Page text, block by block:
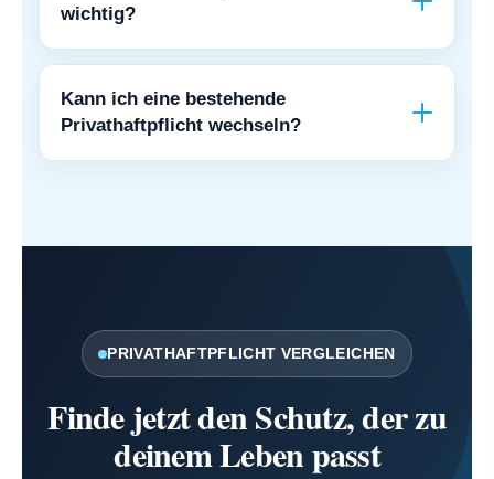
wichtig?
Kann ich eine bestehende
Privathaftpflicht wechseln?
PRIVATHAFTPFLICHT VER­GLEICHEN
Finde jetzt den Schutz, der zu
deinem Leben passt